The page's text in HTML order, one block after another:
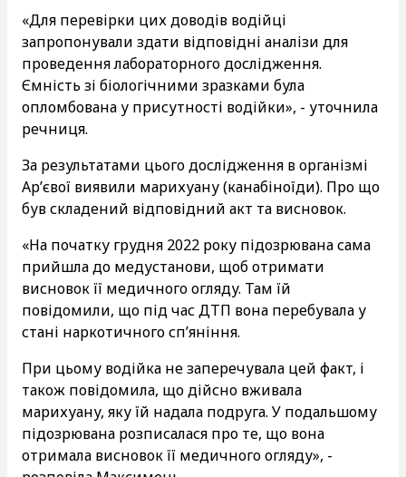
«Для перевірки цих доводів водійці
запропонували здати відповідні аналізи для
проведення лабораторного дослідження.
Ємність зі біологічними зразками була
опломбована у присутності водійки», - уточнила
речниця.
За результатами цього дослідження в організмі
Ар’євої виявили марихуану (канабіноїди). Про що
був складений відповідний акт та висновок.
«На початку грудня 2022 року підозрювана сама
прийшла до медустанови, щоб отримати
висновок її медичного огляду. Там їй
повідомили, що під час ДТП вона перебувала у
стані наркотичного сп’яніння.
При цьому водійка не заперечувала цей факт, і
також повідомила, що дійсно вживала
марихуану, яку їй надала подруга. У подальшому
підозрювана розписалася про те, що вона
отримала висновок її медичного огляду», -